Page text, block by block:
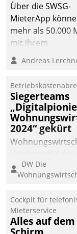
Über die SWSG-
MieterApp
mehr als 50.000
mit ihrem
kommunizieren,
einsehen und
oder
abgeben – rund
Uhr.
Andreas
Siegerteams
2024“ gekürt
eine digitale
finden, ist das
der
Bewerben
DW Die
Cockpit für
Mieterservice
Alles auf dem